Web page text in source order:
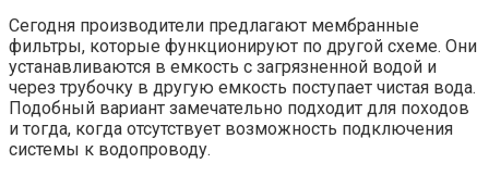
Сегодня производители предлагают мембранные
фильтры, которые функционируют по другой схеме. Они
устанавливаются в емкость с загрязненной водой и
через трубочку в другую емкость поступает чистая вода.
Подобный вариант замечательно подходит для походов
и тогда, когда отсутствует возможность подключения
системы к водопроводу.